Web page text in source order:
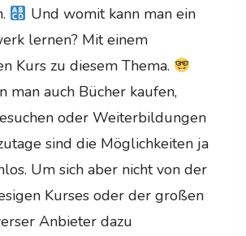
Und womit kann man ein
lernen? Mit einem
Kurs zu diesem Thema.
man auch Bücher kaufen,
oder Weiterbildungen
sind die Möglichkeiten ja
Um sich aber nicht von der
Kurses oder der großen
Anbieter dazu